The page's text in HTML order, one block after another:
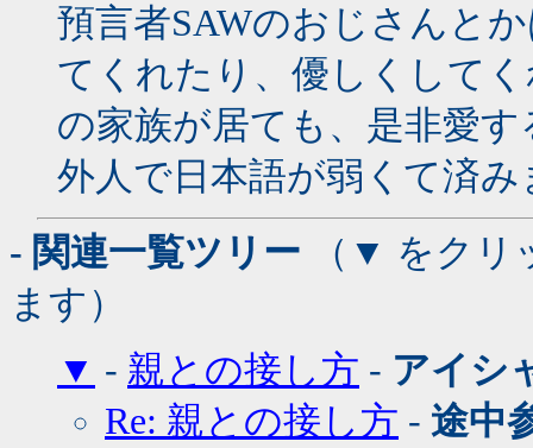
預言者SAWのおじさんと
てくれたり、優しくして
の家族が居ても、是非愛
外人で日本語が弱くて済み
- 関連一覧ツリー （▼ をクリ
ます）
▼ - 親との接し方 - アイシ
Re: 親との接し方 - 途中